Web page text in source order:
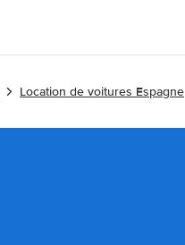
Location de voitures Espagne